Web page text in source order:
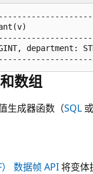
department:
数组
生成器函数（SQL 或
数据帧 API将变体